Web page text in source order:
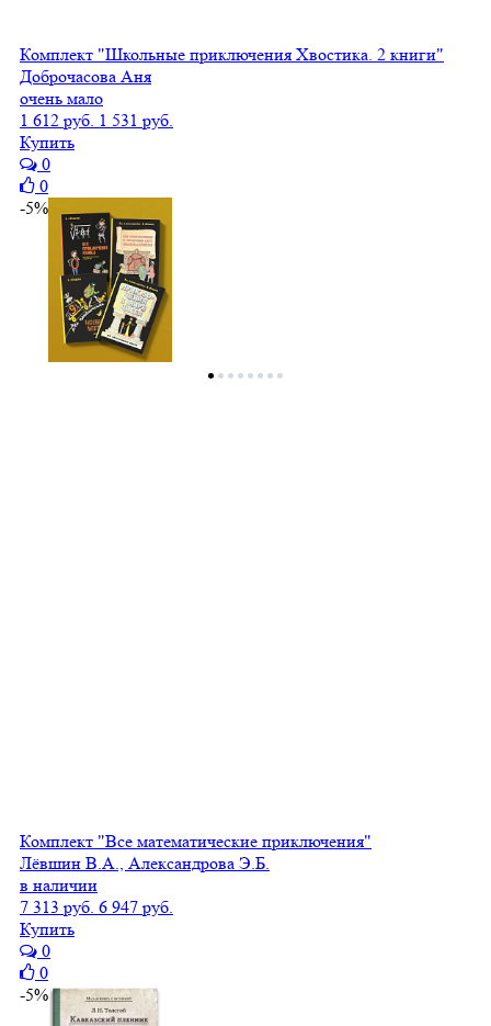
Комплект "Школьные приключения Хвостика. 2 книги"
Доброчасова Аня
очень мало
1 612 руб. 1 531 руб.
Купить
0
0
-5%
Комплект "Все математические приключения"
Лёвшин В.А., Александрова Э.Б.
в наличии
7 313 руб. 6 947 руб.
Купить
0
0
-5%